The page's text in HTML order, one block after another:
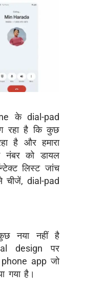
के dial-pad
रहा है किकुछ
है और हमारा
नंबर को डायल
लिस्ट जांच
चीजें, dial-pad
नया नहीं है
designपर
phone appजो
गया है।